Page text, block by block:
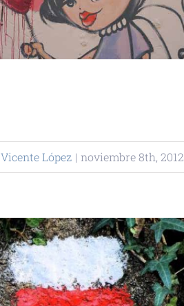
Vicente López | noviembre 8th, 2012